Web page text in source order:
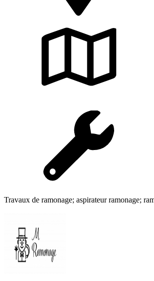
Travaux de ramonage; aspirateur ramonage;